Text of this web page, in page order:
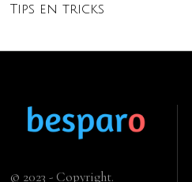
Tips en tricks
© 2023 - Copyright.